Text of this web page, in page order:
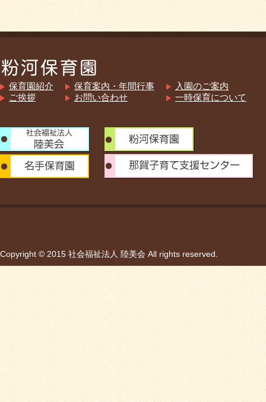
保育園紹介
ご挨拶
保育案内・年間行事
お問い合わせ
入園のご案内
一時保育について
Copyright © 2015 社会福祉法人 陸美会 All rights reserved.